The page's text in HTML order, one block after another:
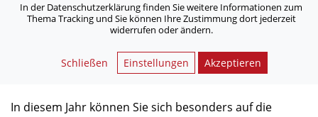
„Königliches“ Menüangebot zur
In diesem Jahr können Sie sich besonders auf die
In der Datenschutzerklärung finden Sie weitere Informationen zum
Thema Tracking und Sie können Ihre Zustimmung dort jederzeit
widerrufen oder ändern.
Schließen Einstellungen Akzeptieren